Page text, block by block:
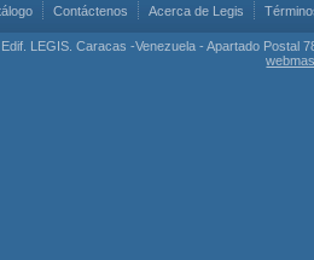
Contáctenos Acerca de Legis
LEGIS. Caracas -Venezuela - Apartado